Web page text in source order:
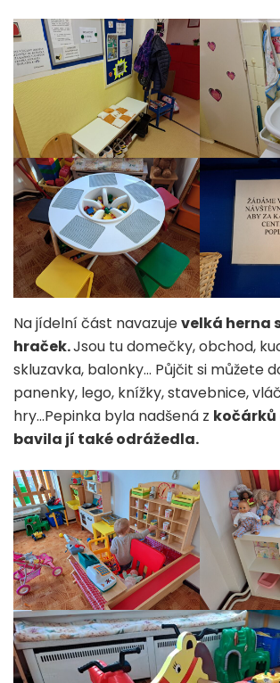
Na jídelní část navazujevelká herna
hraček.Jsou tu domečky, obchod,
skluzavka, balonky… Půjčit si můžete
panenky, lego, knížky, stavebnice,
hry…Pepinka byla nadšená z kočárků
bavila jí také odrážedla.